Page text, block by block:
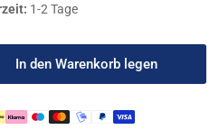
1-2 Tage
In den Warenkorb legen